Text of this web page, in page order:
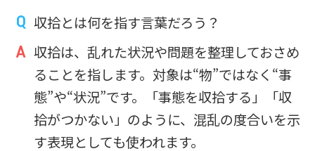
収拾とは何を指す言葉だろう？
収拾は、乱れた状況や問題を整理しておさめ
ることを指します。対象は“物”ではなく“事
態”や“状況”です。「事態を収拾する」「収
拾がつかない」のように、混乱の度合いを示
す表現としても使われます。